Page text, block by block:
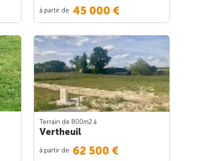
à partir de 45 000 €
Terrain de 800m2 à
Vertheuil
à partir de 62 500 €